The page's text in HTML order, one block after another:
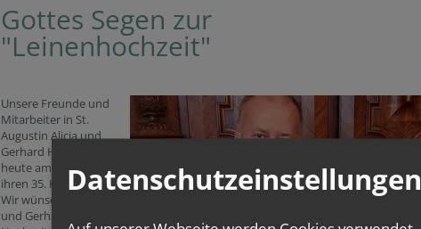
Gottes Segen zur
"Leinenhochzeit"
Unsere Freunde und
Mitarbeiter in St.
Augustin Alicia und
Gerhard Holitz feiern
heute am 19. Juli 2020
ihren 35. Hochzeitstag!
Wir wünschen Alicia
und Gerhard zu ihrem
Datenschutzeinstellungen